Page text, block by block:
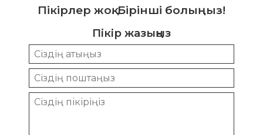
Пікірлер жоқ. Бірінші болыңыз!
Пікір жазыңыз